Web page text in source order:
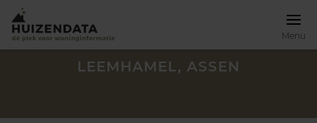
Menu
LEEMHAMEL, ASSEN